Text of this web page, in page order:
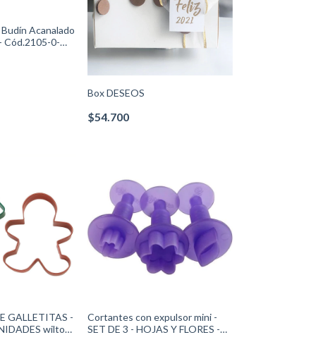
Acanalado
Cód.2105-0-
Box DESEOS
$54.700
GALLETITAS -
wilton
Cortantes con expulsor mini -
SET DE 3 - HOJAS Y FLORES -